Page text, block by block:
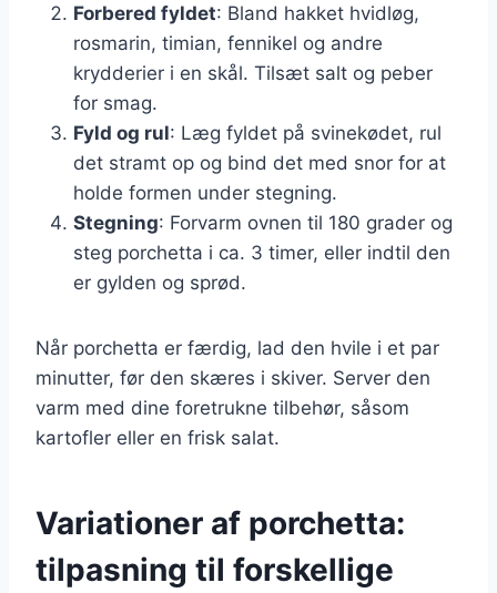
Forbered fyldet: Bland hakket hvidløg,
rosmarin, timian, fennikel og andre
krydderier i en skål. Tilsæt salt og peber
for smag.
Fyld og rul: Læg fyldet på svinekødet, rul
det stramt op og bind det med snor for at
holde formen under stegning.
Stegning: Forvarm ovnen til 180 grader og
steg porchetta i ca. 3 timer, eller indtil den
er gylden og sprød.
Når porchetta er færdig, lad den hvile i et par
minutter, før den skæres i skiver. Server den
varm med dine foretrukne tilbehør, såsom
kartofler eller en frisk salat.
Variationer af porchetta:
tilpasning til forskellige